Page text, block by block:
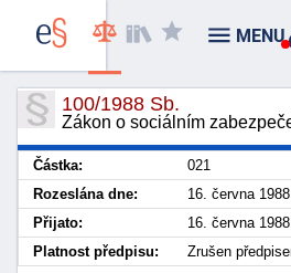
100/1988 Sb.
Zákon o sociálním
Částka:
021
Rozeslána dne:
16. června 1988
Přijato:
16. června 1988
Platnost předpisu:
Zrušen
MENU